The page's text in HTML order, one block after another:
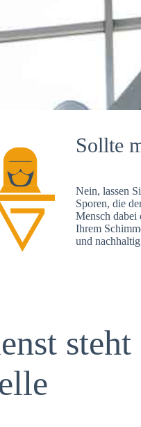
Sollte
Nein, lassen
Sporen, die
Mensch dabei
Ihrem
und